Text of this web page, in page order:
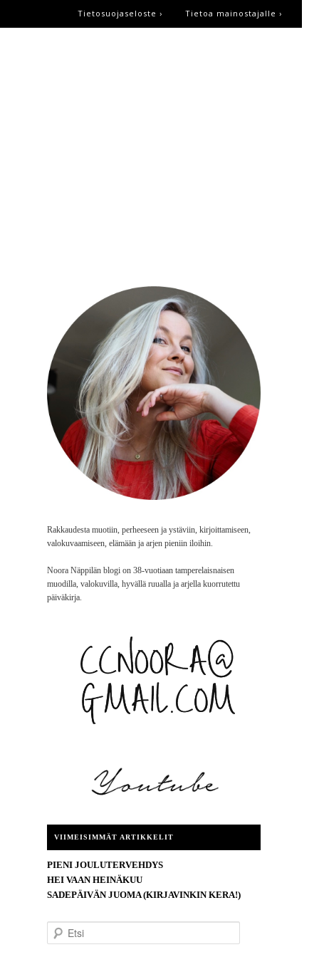
Tietoa mainostajalle ›
Tietosuojaseloste ›
Rakkaudesta muotiin, perheeseen ja ystäviin, kirjoittamiseen,
valokuvaamiseen, elämään ja arjen pieniin iloihin.
Noora Näppilän blogi on 38-vuotiaan tamperelaisnaisen
muodilla, valokuvilla, hyvällä ruualla ja arjella kuorrutettu
päiväkirja.
VIIMEISIMMÄT ARTIKKELIT
PIENI JOULUTERVEHDYS
HEI VAAN HEINÄKUU
SADEPÄIVÄN JUOMA (KIRJAVINKIN KERA!)
t